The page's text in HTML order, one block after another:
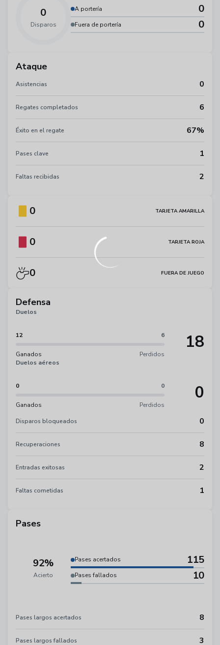
0
Disparos
A portería 0
Fuera de portería 0
Ataque
Asistencias 0
Regates completados 6
Éxito en el regate 67%
Pases clave 1
Faltas recibidas 2
0 TARJETA AMARILLA
0 TARJETA ROJA
0 FUERA DE JUEGO
Defensa
Duelos
12 6
Ganados Perdidos
18
Duelos aéreos
0 0
Ganados Perdidos
0
Disparos bloqueados 0
Recuperaciones 8
Entradas exitosas 2
Faltas cometidas 1
Pases
92%
Acierto
Pases acertados 115
Pases fallados 10
Pases largos acertados 8
Pases largos fallados 3